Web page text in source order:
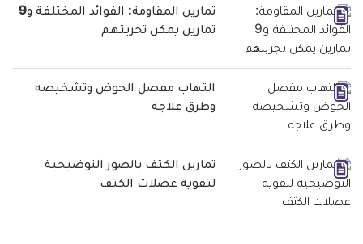
تمارين المقاومة: الفوائد المختلفة و9
تمارين يمكن تجربتهم
التهاب مفصل الحوض وتشخيصه
وطرق علاجه
تمارين الكتف بالصور التوضيحية
لتقوية عضلات الكتف